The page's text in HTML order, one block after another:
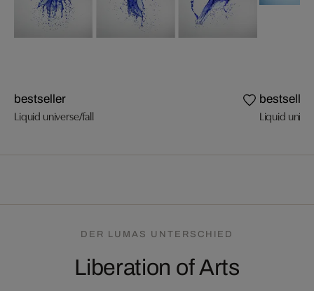
bestseller
Liquid universe/fall
bestseller
Liquid
DER LUMAS UNTERSCHIED
Liberation of Arts